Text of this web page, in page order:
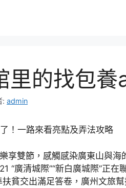
里的找包養
: admin
！一路來看亮點及弄法攻略
享雙節，感觸感染廣東山與
“廣清城際”“新白廣城際”正
貧交出滿足答卷，廣州文旅幫